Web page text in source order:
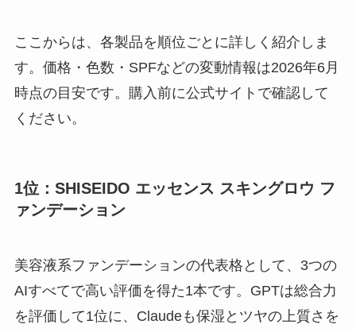
ここからは、各製品を順位ごとに詳しく紹介しま
す。価格・色数・SPFなどの変動情報は2026年6月
時点の目安です。購入前に公式サイトで確認して
ください。
1位：SHISEIDO エッセンス スキングロウ フ
ァンデーション
美容液系ファンデーションの代表格として、3つの
AIすべてで高い評価を得た1本です。GPTは総合力
を評価して1位に、Claudeも保湿とツヤの上質さを